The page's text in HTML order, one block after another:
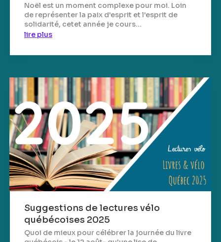
Noël est un moment complexe pour moi. Loin
de représenter la paix d'esprit et l'esprit de
solidarité, cetet année je cours...
lire plus
Suggestions de lectures vélo
québécoises 2025
Quoi de mieux pour célébrer la journée du livre